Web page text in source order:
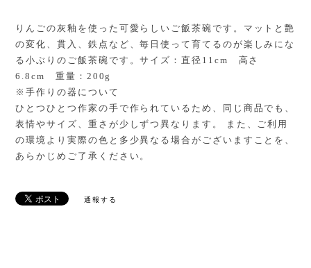
りんごの灰釉を使った可愛らしいご飯茶碗です。マットと艶
の変化、貫入、鉄点など、毎日使って育てるのが楽しみにな
る小ぶりのご飯茶碗です。サイズ：直径11cm 高さ
6.8cm 重量：200g
※手作りの器について
ひとつひとつ作家の手で作られているため、同じ商品でも、
表情やサイズ、重さが少しずつ異なります。 また、ご利用
の環境より実際の色と多少異なる場合がございますことを、
あらかじめご了承ください。
通報する